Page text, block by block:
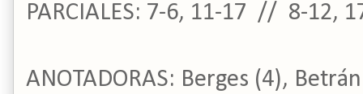
PARCIALES: 7-6, 11-17 // 8-12,
ANOTADORAS: Berges (4),